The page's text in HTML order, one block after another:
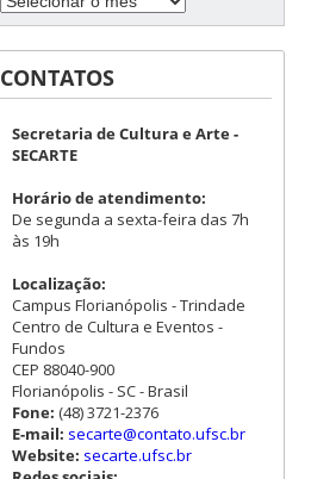
CONTATOS
Secretaria de Cultura e Arte -
SECARTE
Horário de atendimento:
De segunda a sexta-feira das 7h
às 19h
Localização:
Campus Florianópolis - Trindade
Centro de Cultura e Eventos -
Fundos
CEP 88040-900
Florianópolis - SC - Brasil
Fone: (48) 3721-2376
E-mail: secarte@contato.ufsc.br
Website: secarte.ufsc.br